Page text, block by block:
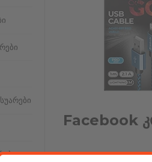
Facebook